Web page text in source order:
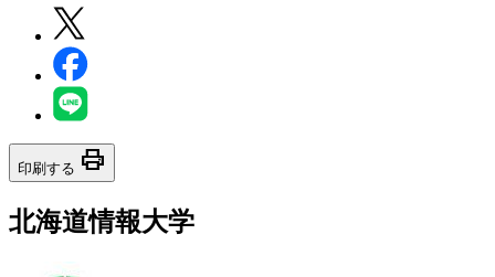
印刷する print
北海道情報大学